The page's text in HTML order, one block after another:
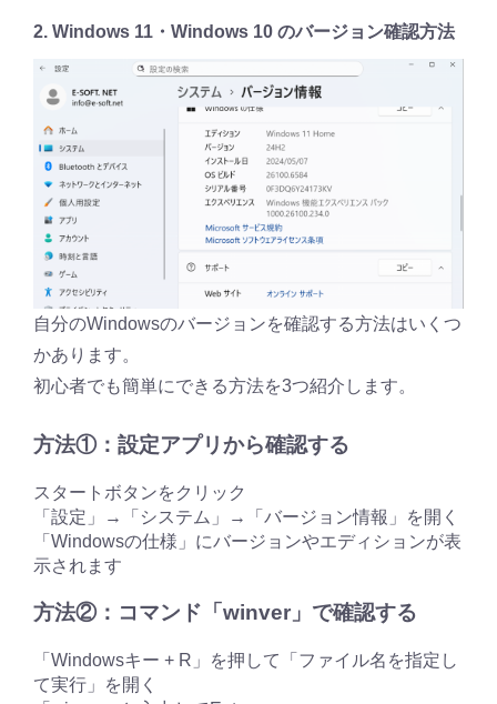
2. Windows 11・Windows 10 のバージョン確認方法
自分のWindowsのバージョンを確認する方法はいくつ
かあります。
初心者でも簡単にできる方法を3つ紹介します。
方法①：設定アプリから確認する
スタートボタンをクリック
「設定」→「システム」→「バージョン情報」を開く
「Windowsの仕様」にバージョンやエディションが表
示されます
方法②：コマンド「winver」で確認する
「Windowsキー + R」を押して「ファイル名を指定し
て実行」を開く